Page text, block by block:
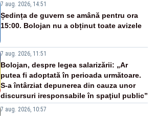
7 aug. 2026, 14:51
Ședința de guvern se amână pentru ora
15:00. Bolojan nu a obținut toate avizele
7 aug. 2026, 11:51
Bolojan, despre legea salarizării: „Ar
putea fi adoptată în perioada următoare.
S-a întârziat depunerea din cauza unor
discursuri iresponsabile în spaţiul public”
7 aug. 2026, 10:57